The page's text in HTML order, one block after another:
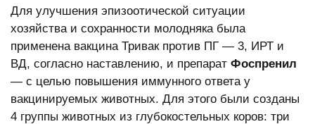
Для улучшения эпизоотической ситуации
хозяйства и сохранности молодняка была
применена вакцина Тривак против ПГ — 3, ИРТ и
ВД, согласно наставлению, и препарат Фоспренил
— с целью повышения иммунного ответа у
вакцинируемых животных. Для этого были созданы
4 группы животных из глубокостельных коров: три